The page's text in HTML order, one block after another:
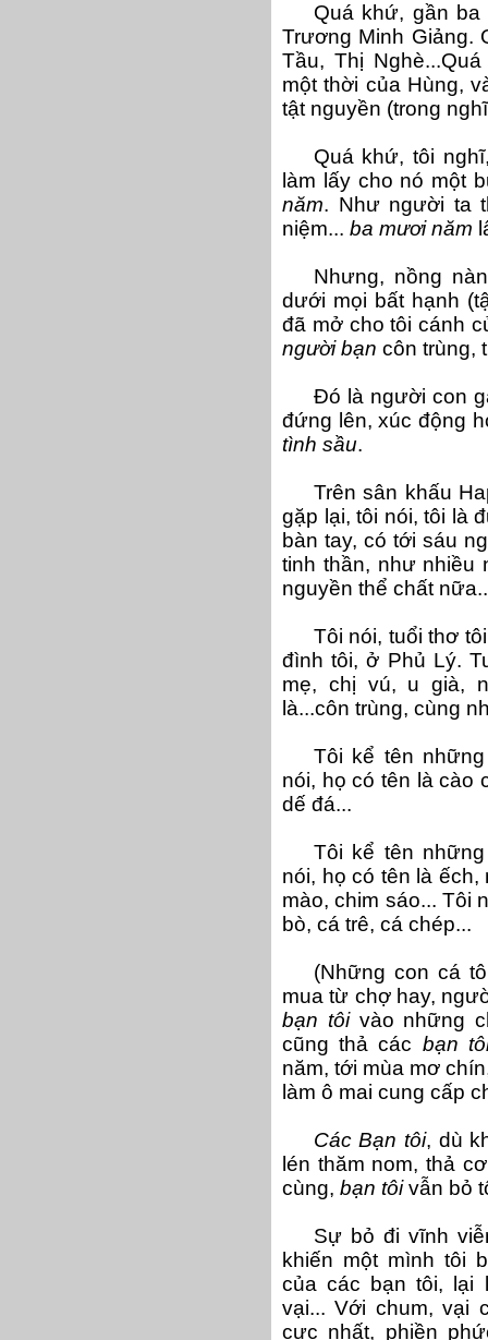
Quá khứ, gần
Trương Minh Giảng.
Tầu, Thị
một thời của Hùng,
tật nguyền (trong
Quá khứ, tôi
làm lấy cho nó một
năm. Như người ta
niệm... ba mươi năm
Nhưng, nồng
dưới mọi bất hạnh
đã mở cho tôi cánh
người bạn côn trùng,
Đó là người con
đứng lên, xúc động
tình sầu.
Trên sân khấu
gặp lại, tôi nói, tôi là
bàn tay, có tới sáu
tinh thần, như nhiều
nguyền thể chất
Tôi nói, tuổi thơ
đình tôi, ở Phủ Lý.
mẹ, chị vú, u già,
là...côn trùng, cùng
Tôi kể tên
nói, họ có tên là cào
dế đá...
Tôi kể tên
nói, họ có tên là
mào, chim sáo... Tôi
bò, cá trê, cá chép...
(Những con cá
mua từ chợ hay,
bạn tôivào những
cũng thả các bạn
năm, tới mùa mơ
làm ô mai cung cấp
Các Bạn tôi, dù
lén thăm nom, thả
cùng, bạn tôivẫn bỏ
Sự bỏ đi vĩnh
khiến một mình tôi
của các bạn tôi, lại
vại... Với chum, vại
cực nhất, phiền